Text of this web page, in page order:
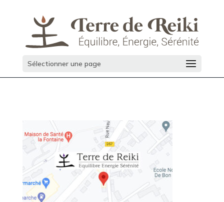
Sélectionner une page